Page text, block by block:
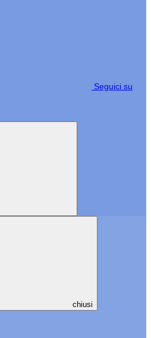
Seguici su
chiusi